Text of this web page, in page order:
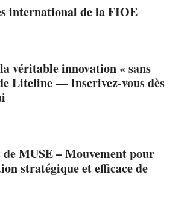
international de la FIOE
véritable innovation « sans
Liteline — Inscrivez-vous dès
MUSE – Mouvement pour
stratégique et efficace de